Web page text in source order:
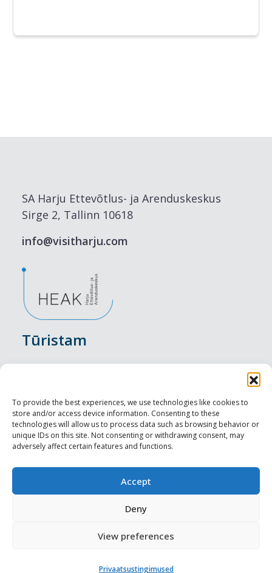
To provide the best experiences, we use technologies like cookies to
store and/or access device information. Consenting to these
technologies will allow us to process data such as browsing behavior or
unique IDs on this site. Not consenting or withdrawing consent, may
adversely affect certain features and functions.
Accept
Deny
View preferences
Privaatsustingimused
SA Harju Ettevõtlus- ja Arenduskeskus
Sirge 2, Tallinn 10618
info@visitharju.com
Tūristam
Nakšņošana
Vietas maltītei
Apskates objekti
Profesionāliem
Harju-, Rapla- & Läänemaa DMO